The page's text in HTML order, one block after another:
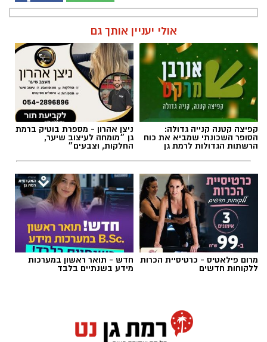
קפיצה קטנה קנייה גדולה:
הסופר השכונתי שמביא את כוח
הרשתות הגדולות לרמת גן
ניצן אהרון - מספרת בוטיק ברמת
גן ״מומחה לעיצוב שיער,
החלקות, וצבעים״
מרום פילאטיס - כרטיסיית הכרות
ללקוחות חדשים
חדש - תואר ראשון במערכות
מידע בשנתיים בלבד
eran@ramatgannet.co.il